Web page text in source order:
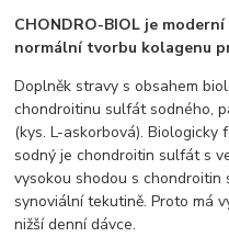
CHONDRO-BIOL je
normální tvorbu kolagenu
Doplněk stravy s obsahem
chondroitinu sulfát sodného,
(kys. L-askorbová).
sodný je chondroitin sulfát s
vysokou shodou s
synoviální tekutině. Proto má
nižší denní dávce.